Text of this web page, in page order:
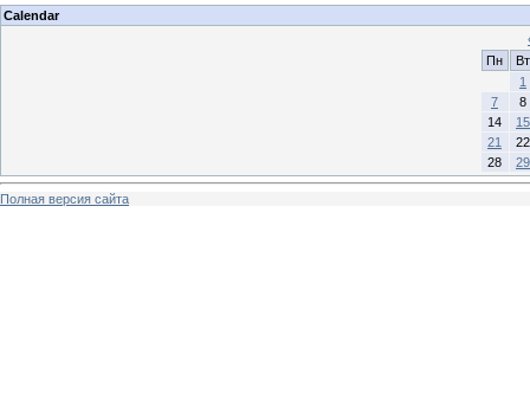
Calendar
Пн
Вт
1
7
8
14
15
21
22
28
29
Полная версия сайта